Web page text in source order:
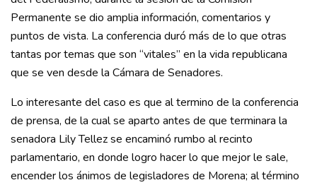
Permanente se dio amplia información, comentarios y
puntos de vista. La conferencia duró más de lo que otras
tantas por temas que son “vitales” en la vida republicana
que se ven desde la Cámara de Senadores.
Lo interesante del caso es que al termino de la conferencia
de prensa, de la cual se aparto antes de que terminara la
senadora Lily Tellez se encaminó rumbo al recinto
parlamentario, en donde logro hacer lo que mejor le sale,
encender los ánimos de legisladores de Morena; al término